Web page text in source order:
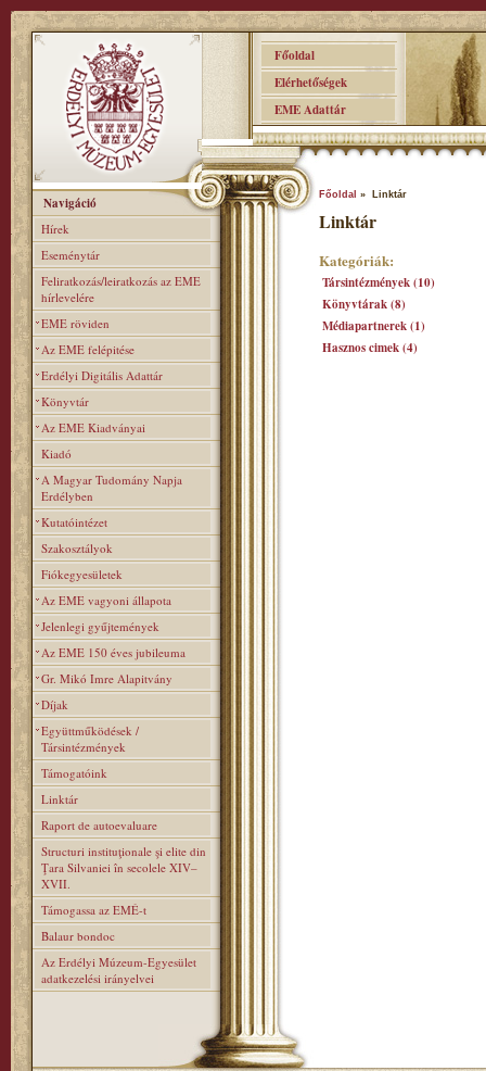
Főoldal
Elérhetőségek
EME Adattár
Navigáció
Hírek
Eseménytár
Feliratkozás/leiratkozás az EME
hírlevelére
EME röviden
Az EME felépitése
Erdélyi Digitális Adattár
Könyvtár
Az EME Kiadványai
Kiadó
A Magyar Tudomány Napja
Erdélyben
Kutatóintézet
Szakosztályok
Fiókegyesületek
Az EME vagyoni állapota
Jelenlegi gyűjtemények
Az EME 150 éves jubileuma
Gr. Mikó Imre Alapitvány
Díjak
Együttműködések /
Társintézmények
Támogatóink
Linktár
Raport de autoevaluare
Structuri instituţionale şi elite din
Ţara Silvaniei în secolele XIV–
XVII.
Támogassa az EMÉ-t
Balaur bondoc
Az Erdélyi Múzeum-Egyesület
adatkezelési irányelvei
Főoldal » Linktár
Linktár
Kategóriák:
Társintézmények (10)
Könyvtárak (8)
Médiapartnerek (1)
Hasznos cimek (4)